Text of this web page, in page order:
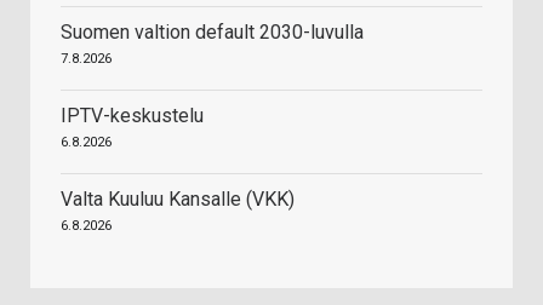
Suomen valtion default 2030-luvulla
7.8.2026
IPTV-keskustelu
6.8.2026
Valta Kuuluu Kansalle (VKK)
6.8.2026